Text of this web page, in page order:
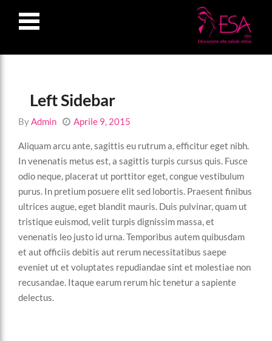
Left Sidebar
ByAdmin Aprile 9, 2015
Aliquam arcu ante, sagittis eu rutrum a, efficitur eget nibh.
In venenatis metus est, a sagittis turpis cursus quis. Fusce
odio neque, placerat ut porttitor eget, congue vestibulum
purus. In pretium posuere elit sed lobortis. Praesent finibus
ultrices augue, eget blandit mauris. Duis pulvinar, quam ut
tristique euismod, velit turpis dignissim massa, et
venenatis leo justo id urna. Temporibus autem quibusdam
et aut officiis debitis aut rerum necessitatibus saepe
eveniet ut et voluptates repudiandae sint et molestiae non
recusandae. Itaque earum rerum hic tenetur a sapiente
delectus.